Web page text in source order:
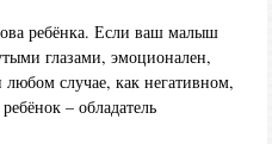
ребёнка. Если ваш малыш
глазами, эмоционален,
любом случае, как негативном,
– обладатель